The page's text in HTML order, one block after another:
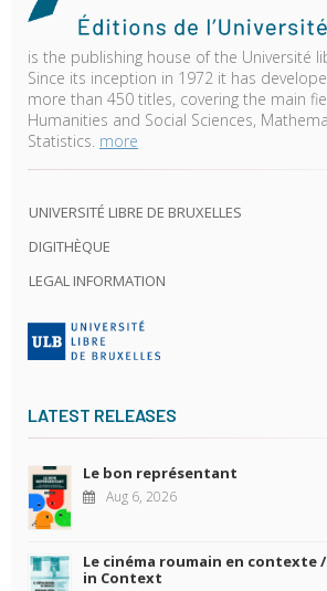
is the publishing house of the Université
Since its inception in 1972 it has
more than 450 titles, covering the main
Humanities and Social Sciences,
Statistics. more
UNIVERSITÉ LIBRE DE BRUXELLES
DIGITHÈQUE
LEGAL INFORMATION
LATEST RELEASES
Le bon représentant
Aug 6, 2026
Le cinéma roumain en contexte /
in Context